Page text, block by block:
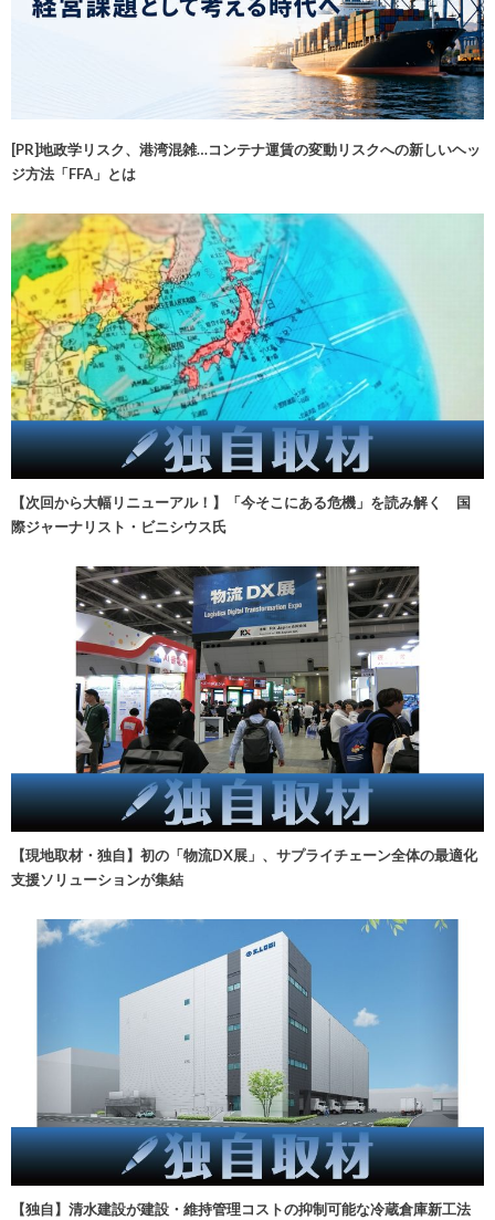
[PR]地政学リスク、港湾混雑…コンテナ運賃の変動リスクへの新しいヘッ
ジ方法「FFA」とは
【次回から大幅リニューアル！】「今そこにある危機」を読み解く 国
際ジャーナリスト・ビニシウス氏
【現地取材・独自】初の「物流DX展」、サプライチェーン全体の最適化
支援ソリューションが集結
【独自】清水建設が建設・維持管理コストの抑制可能な冷蔵倉庫新工法